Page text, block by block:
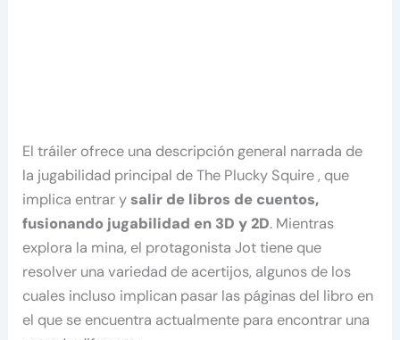
El tráiler ofrece una descripción general narrada de
la jugabilidad principal de The Plucky Squire , que
implica entrar ysalir de libros de cuentos,
fusionando jugabilidad en 3D y 2D. Mientras
explora la mina, el protagonista Jot tiene que
resolver una variedad de acertijos, algunos de los
cuales incluso implican pasar las páginas del libro en
el que se encuentra actualmente para encontrar una